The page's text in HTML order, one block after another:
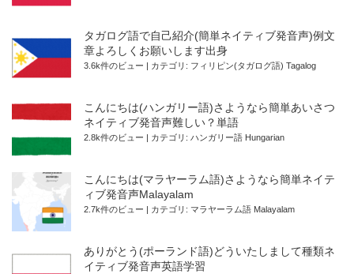
タガログ語で自己紹介(簡単ネイティブ発音声)例文
章よろしくお願いします出身
3.6k件のビュー カテゴリ: フィリピン(タガログ語) Tagalog
こんにちは(ハンガリー語)さようなら簡単あいさつ
ネイティブ発音声難しい？単語
2.8k件のビュー カテゴリ: ハンガリー語 Hungarian
こんにちは(マラヤーラム語)さようなら簡単ネイテ
ィブ発音声Malayalam
2.7k件のビュー カテゴリ: マラヤーラム語 Malayalam
ありがとう(ポーランド語)どういたしまして種類ネ
イティブ発音声英語学習